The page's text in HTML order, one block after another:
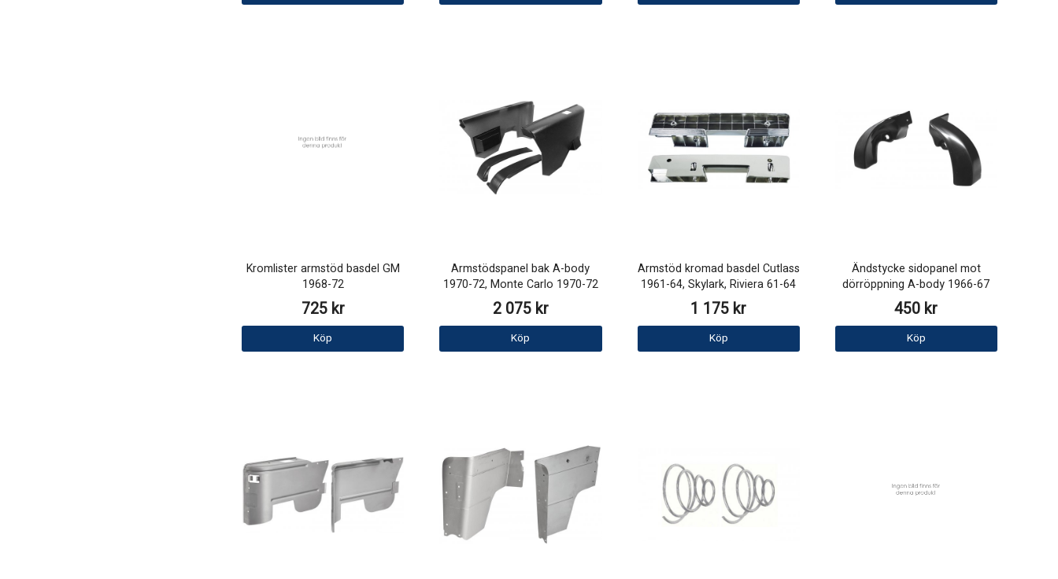
Kromlister armstöd basdel GM
1968-72
725 kr
Köp
Armstödspanel bak A-body
1970-72, Monte Carlo 1970-72
2 075 kr
Köp
Armstöd kromad basdel Cutlass
1961-64, Skylark, Riviera 61-64
1 175 kr
Köp
Ändstycke sidopanel mot
dörröppning A-body 1966-67
450 kr
Köp